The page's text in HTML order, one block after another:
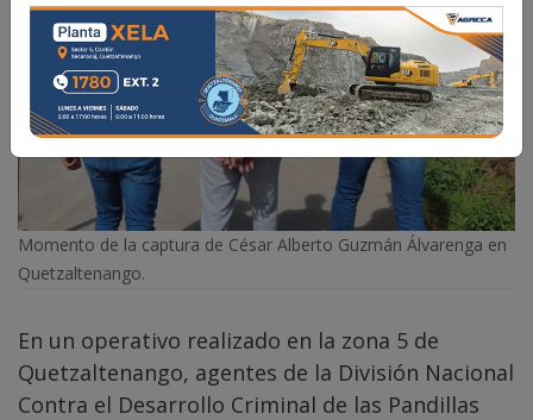
Momento de la captura de César Alberto Guzmán Álvarenga en
Quetzaltenango.
En un operativo realizado en la zona 5 de
Quetzaltenango, agentes de la División Nacional
Contra el Desarrollo Criminal de las Pandillas